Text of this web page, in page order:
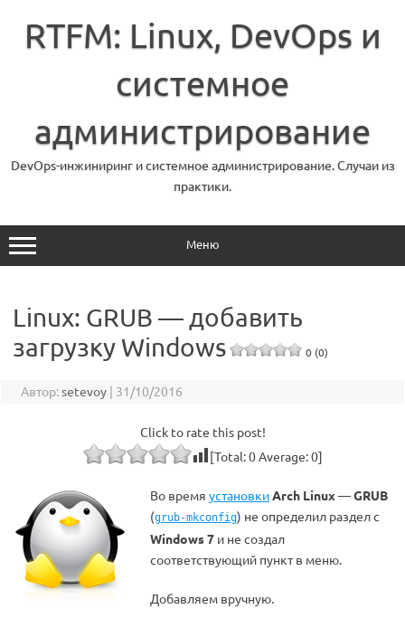
содержимому
RTFM: Linux, DevOps и
системное
администрирование
DevOps-инжиниринг и системное администрирование. Случаи из
практики.
Меню
Linux: GRUB — добавить
загрузку Windows
0 (0)
Автор:setevoy | 31/10/2016
Click to rate this post!
[Total:0Average:0]
Во время установкиArch Linux—GRUB
(grub-mkconfig) не определил раздел с
Windows 7 и не создал
соответствующий пункт в меню.
Добавляем вручную.